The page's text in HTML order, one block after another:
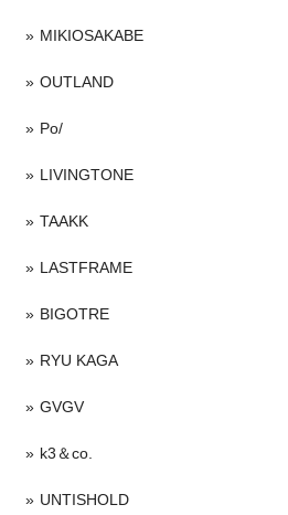
MIKIOSAKABE
OUTLAND
Po/
LIVINGTONE
TAAKK
LASTFRAME
BIGOTRE
RYU KAGA
GVGV
k3＆co.
UNTISHOLD